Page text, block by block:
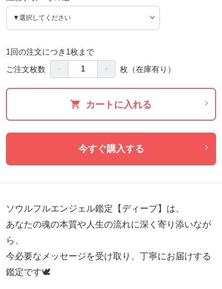
1回の注文につき1枚まで
ご注文枚数 － ＋ 枚 （在庫有り）
カートに入れる
今すぐ購入する
ソウルフルエンジェル鑑定【ディープ】は、
あなたの魂の本質や人生の流れに深く寄り添いなが
ら、
今必要なメッセージを受け取り、丁寧にお届けする
鑑定です🕊️